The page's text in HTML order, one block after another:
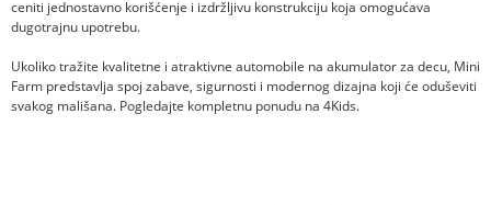
ceniti jednostavno korišćenje i izdržljivu konstrukciju koja omogućava
dugotrajnu upotrebu.
Ukoliko tražite kvalitetne i atraktivne automobile na akumulator za decu, Mini
Farm predstavlja spoj zabave, sigurnosti i modernog dizajna koji će oduševiti
svakog mališana. Pogledajte kompletnu ponudu na 4Kids.